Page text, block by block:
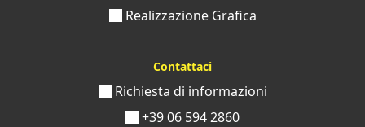
Realizzazione Grafica
Contattaci
Richiesta di informazioni
+39 06 594 2860